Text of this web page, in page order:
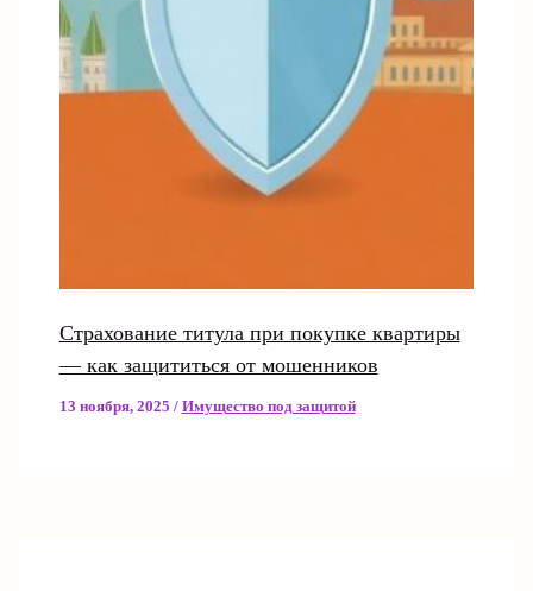
Страхование титула при покупке квартиры
— как защититься от мошенников
13 ноября, 2025 / Имущество под защитой